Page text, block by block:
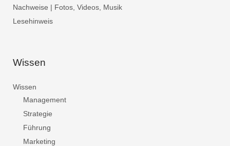
Nachweise | Fotos, Videos, Musik
Lesehinweis
Wissen
Wissen
Management
Strategie
Führung
Marketing